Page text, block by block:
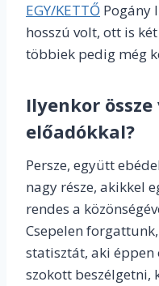
EGY/KETTŐ Pogány
hosszú volt, ott is
többiek pedig még
Ilyenkor
előadókkal?
Persze, együtt
nagy része, akikkel
rendes a
Csepelen
statisztát, aki éppen
szokott beszélgetni,